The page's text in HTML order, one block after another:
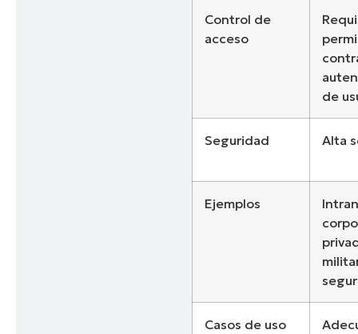
Control de
acceso
de
Seguridad Alta
Ejemplos
Casos de uso